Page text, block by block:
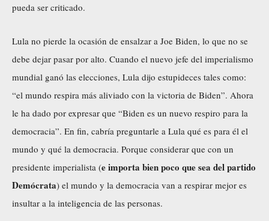
pueda ser criticado.
Lula no pierde la ocasión de ensalzar a Joe Biden, lo que no se
debe dejar pasar por alto. Cuando el nuevo jefe del imperialismo
mundial ganó las elecciones, Lula dijo estupideces tales como:
“el mundo respira más aliviado con la victoria de Biden”. Ahora
le ha dado por expresar que “Biden es un nuevo respiro para la
democracia”. En fin, cabría preguntarle a Lula qué es para él el
mundo y qué la democracia. Porque considerar que con un
presidente imperialista (e importa bien poco que sea del partido
Demócrata) el mundo y la democracia van a respirar mejor es
insultar a la inteligencia de las personas.